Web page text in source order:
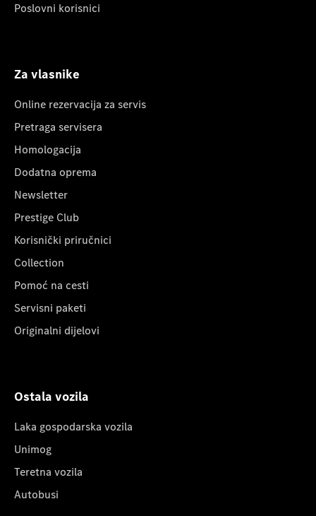
Poslovni korisnici
Za vlasnike
Online rezervacija za servis
Pretraga servisera
Homologacija
Dodatna oprema
Newsletter
Prestige Club
Korisnički priručnici
Collection
Pomoć na cesti
Servisni paketi
Originalni dijelovi
Ostala vozila
Laka gospodarska vozila
Unimog
Teretna vozila
Autobusi